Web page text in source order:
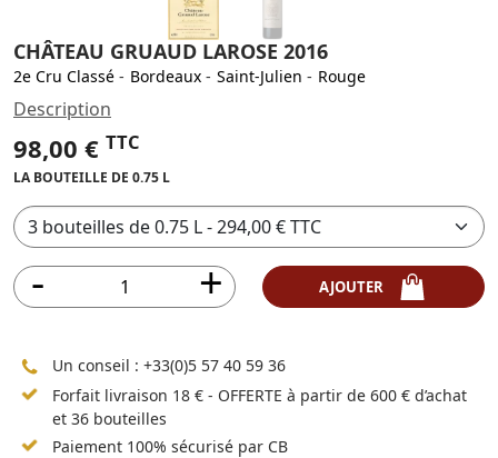
CHÂTEAU GRUAUD LAROSE 2016
2e Cru Classé - Bordeaux - Saint-Julien - Rouge
Description
98,00 € TTC
LA BOUTEILLE DE 0.75 L
Un conseil : +33(0)5 57 40 59 36
Forfait livraison 18 € - OFFERTE à partir de 600 € d’achat
et 36 bouteilles
Paiement 100% sécurisé par CB